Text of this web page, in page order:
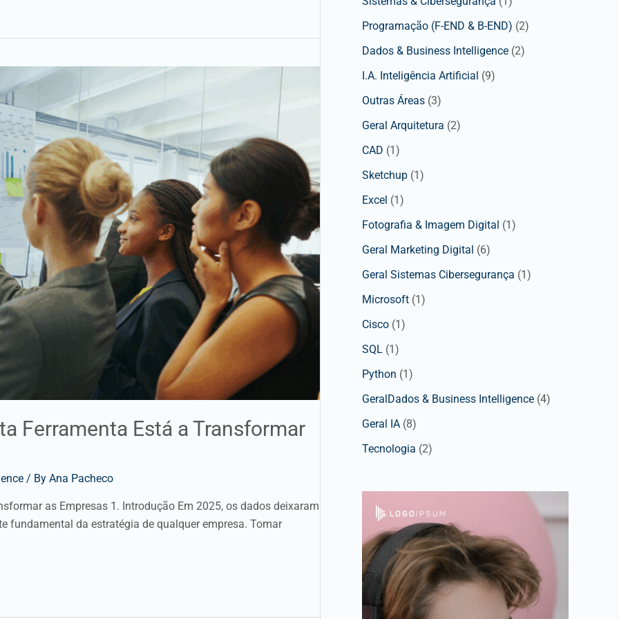
Ferramenta Está a Transformar
/ By Ana Pacheco
as Empresas 1. Introdução Em 2025, os dados deixaram
fundamental da estratégia de qualquer empresa. Tomar
Programação (F-END & B-END) (2)
Dados & Business Intelligence (2)
I.A. Inteligência Artificial (9)
Outras Áreas (3)
Geral Arquitetura (2)
CAD (1)
Sketchup (1)
Excel (1)
Fotografia & Imagem Digital (1)
Geral Marketing Digital (6)
Geral Sistemas Cibersegurança (1)
Microsoft (1)
Cisco (1)
SQL (1)
Python (1)
GeralDados & Business Intelligence (4)
Geral IA (8)
Tecnologia (2)